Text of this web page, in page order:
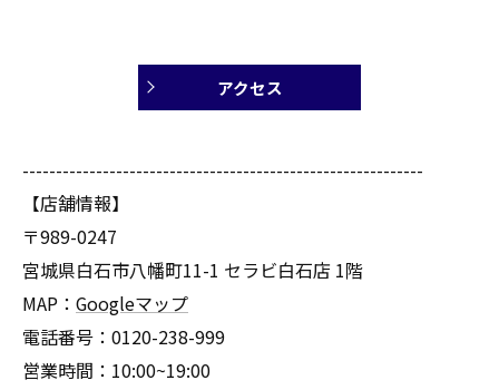
アクセス
------------------------------------------------------------
【店舗情報】
〒989-0247
宮城県白石市八幡町11-1 セラビ白石店 1階
MAP： Googleマップ
電話番号：0120-238-999
営業時間：10:00~19:00